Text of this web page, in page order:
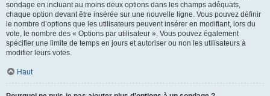
sondage en incluant au moins deux options dans les champs adéquats,
chaque option devant être insérée sur une nouvelle ligne. Vous pouvez définir
le nombre d’options que les utilisateurs peuvent insérer en modifiant, lors du
vote, le nombre des « Options par utilisateur ». Vous pouvez également
spécifier une limite de temps en jours et autoriser ou non les utilisateurs à
modifier leurs votes.
Haut